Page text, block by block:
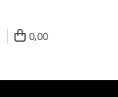
0,00